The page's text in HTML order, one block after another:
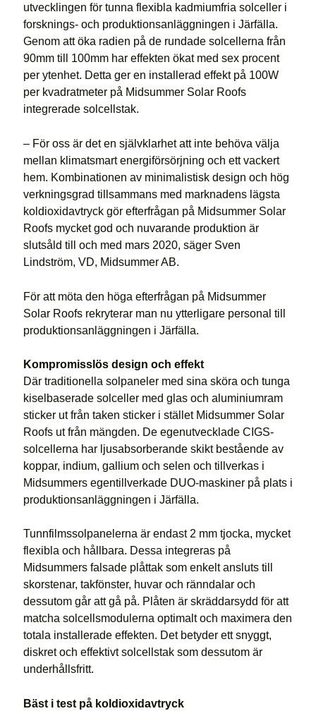
utvecklingen för tunna flexibla kadmiumfria solceller i
forsknings- och produktionsanläggningen i Järfälla.
Genom att öka radien på de rundade solcellerna från
90mm till 100mm har effekten ökat med sex procent
per ytenhet. Detta ger en installerad effekt på 100W
per kvadratmeter på Midsummer Solar Roofs
integrerade solcellstak.
– För oss är det en självklarhet att inte behöva välja
mellan klimatsmart energiförsörjning och ett vackert
hem. Kombinationen av minimalistisk design och hög
verkningsgrad tillsammans med marknadens lägsta
koldioxidavtryck gör efterfrågan på Midsummer Solar
Roofs mycket god och nuvarande produktion är
slutsåld till och med mars 2020, säger Sven
Lindström, VD, Midsummer AB.
För att möta den höga efterfrågan på Midsummer
Solar Roofs rekryterar man nu ytterligare personal till
produktionsanläggningen i Järfälla.
Kompromisslös design och effekt
Där traditionella solpaneler med sina sköra och tunga
kiselbaserade solceller med glas och aluminiumram
sticker ut från taken sticker i stället Midsummer Solar
Roofs ut från mängden. De egenutvecklade CIGS-
solcellerna har ljusabsorberande skikt bestående av
koppar, indium, gallium och selen och tillverkas i
Midsummers egentillverkade DUO-maskiner på plats i
produktionsanläggningen i Järfälla.
Tunnfilmssolpanelerna är endast 2 mm tjocka, mycket
flexibla och hållbara. Dessa integreras på
Midsummers falsade plåttak som enkelt ansluts till
skorstenar, takfönster, huvar och ränndalar och
dessutom går att gå på. Plåten är skräddarsydd för att
matcha solcellsmodulerna optimalt och maximera den
totala installerade effekten. Det betyder ett snyggt,
diskret och effektivt solcellstak som dessutom är
underhållsfritt.
Bäst i test på koldioxidavtryck